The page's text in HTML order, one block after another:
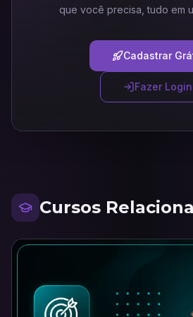
que você precisa, tudo em
Cadastrar
Fazer Login
Cursos